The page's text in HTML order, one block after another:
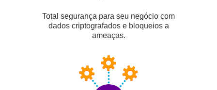
Total segurança para seu negócio com
dados criptografados e bloqueios a
ameaças.